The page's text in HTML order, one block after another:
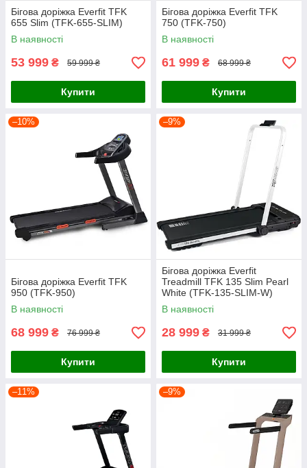
Бігова доріжка Everfit TFK
655 Slim (TFK-655-SLIM)
В наявності
53 999 ₴ 59 999 ₴
Купити
Бігова доріжка Everfit TFK
750 (TFK-750)
В наявності
61 999 ₴ 68 999 ₴
Купити
–10%
Бігова доріжка Everfit TFK
950 (TFK-950)
В наявності
68 999 ₴ 76 999 ₴
Купити
–9%
Бігова доріжка Everfit
Treadmill TFK 135 Slim Pearl
White (TFK-135-SLIM-W)
В наявності
28 999 ₴ 31 999 ₴
Купити
–11% –9%